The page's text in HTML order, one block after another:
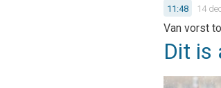
11:48 14
Van vorst
Dit is